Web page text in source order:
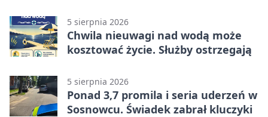
5 sierpnia 2026
Chwila nieuwagi nad wodą może
kosztować życie. Służby ostrzegają
5 sierpnia 2026
Ponad 3,7 promila i seria uderzeń w
Sosnowcu. Świadek zabrał kluczyki